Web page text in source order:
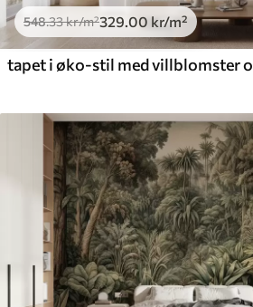
548.33kr/m²329 .00 kr/m²